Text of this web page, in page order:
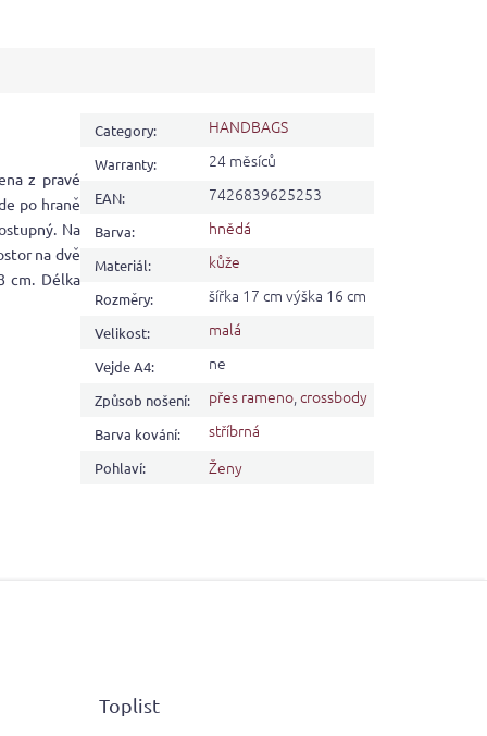
z pravé
po hraně
Na
na dvě
cm. Délka
Category: HANDBAGS
Warranty: 24 měsíců
EAN: 7426839625253
Barva: hnědá
Materiál: kůže
Rozměry: šířka 17 cm výška 16 cm
Velikost: malá
Vejde A4: ne
Způsob nošení: přes rameno,crossbody
Barva kování: stříbrná
Pohlaví: Ženy
Toplist